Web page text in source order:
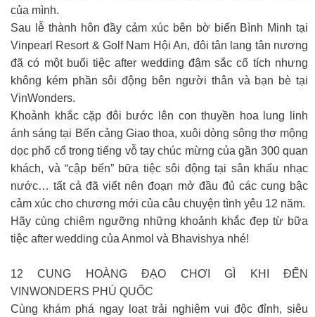
của mình.
Sau lễ thành hôn đầy cảm xúc bên bờ biển Bình Minh tại
Vinpearl Resort & Golf Nam Hội An, đôi tân lang tân nương
đã có một buổi tiệc after wedding đậm sắc cổ tích nhưng
không kém phần sôi động bên người thân và bạn bè tại
VinWonders.
Khoảnh khắc cặp đôi bước lên con thuyền hoa lung linh
ánh sáng tại Bến cảng Giao thoa, xuôi dòng sông thơ mộng
dọc phố cổ trong tiếng vỗ tay chúc mừng của gần 300 quan
khách, và “cập bến” bữa tiệc sôi động tại sân khấu nhạc
nước… tất cả đã viết nên đoạn mở đầu đủ các cung bậc
cảm xúc cho chương mới của câu chuyện tình yêu 12 năm.
Hãy cùng chiêm ngưỡng những khoảnh khắc đẹp từ bữa
tiệc after wedding của Anmol và Bhavishya nhé!
12 CUNG HOÀNG ĐẠO CHƠI GÌ KHI ĐẾN
VINWONDERS PHÚ QUỐC
Cùng khám phá ngay loạt trải nghiệm vui độc đỉnh, siêu